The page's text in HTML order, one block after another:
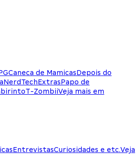
Caneca de MamicasDepois do
NerdTechExtrasPapo de
T-ZombiiVeja mais em
EntrevistasCuriosidades e etc.Veja